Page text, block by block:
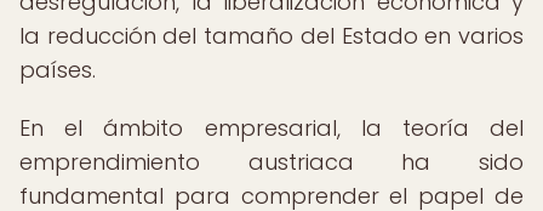
la reducción del tamaño del Estado en varios
países.
En el ámbito empresarial, la teoría del
emprendimiento austriaca ha sido
fundamental para comprender el papel de